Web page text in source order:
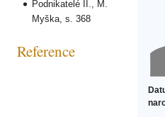
Podnikatelé II., M.
Myška, s. 368
Reference